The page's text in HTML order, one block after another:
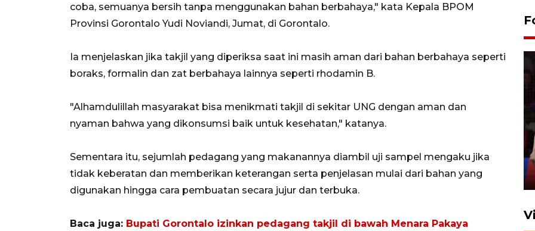
coba, semuanya bersih tanpa menggunakan bahan berbahaya," kata Kepala BPOM
Provinsi Gorontalo Yudi Noviandi, Jumat, di Gorontalo.
Ia menjelaskan jika takjil yang diperiksa saat ini masih aman dari bahan berbahaya seperti
boraks, formalin dan zat berbahaya lainnya seperti rhodamin B.
"Alhamdulillah masyarakat bisa menikmati takjil di sekitar UNG dengan aman dan
nyaman bahwa yang dikonsumsi baik untuk kesehatan," katanya.
Sementara itu, sejumlah pedagang yang makanannya diambil uji sampel mengaku jika
tidak keberatan dan memberikan keterangan serta penjelasan mulai dari bahan yang
digunakan hingga cara pembuatan secara jujur dan terbuka.
Baca juga: Bupati Gorontalo izinkan pedagang takjil di bawah Menara Pakaya
Lebaran Betawi 2026, ajang
silaturahim masyarakat dan
Ibu Kota
11 April 2026